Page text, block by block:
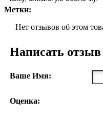
Метки:
Нет отзывов об этом
Написать отзыв
Ваше Имя:
Оценка: